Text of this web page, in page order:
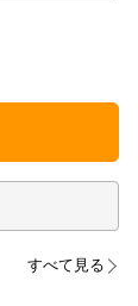
すべて見る